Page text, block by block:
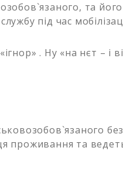
та
під час
. Ну «на нєт – і
проживання та